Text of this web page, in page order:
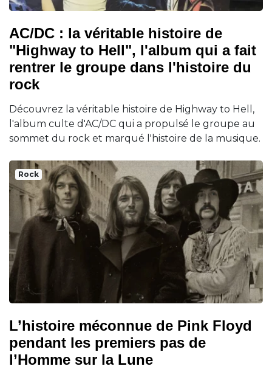
AC/DC : la véritable histoire de
"Highway to Hell", l'album qui a fait
rentrer le groupe dans l'histoire du
rock
Découvrez la véritable histoire de Highway to Hell,
l'album culte d'AC/DC qui a propulsé le groupe au
sommet du rock et marqué l'histoire de la musique.
Rock
L’histoire méconnue de Pink Floyd
pendant les premiers pas de
l’Homme sur la Lune